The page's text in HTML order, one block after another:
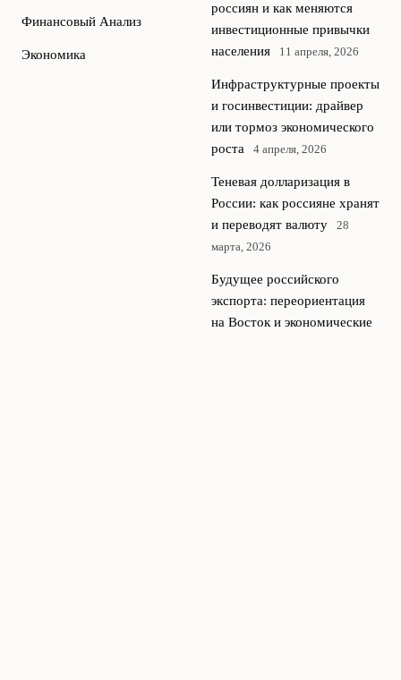
Финансовый Анализ
Экономика
россиян и как меняются
инвестиционные привычки
населения
11 апреля, 2026
Инфраструктурные проекты
и госинвестиции: драйвер
или тормоз экономического
роста
4 апреля, 2026
Теневая долларизация в
России: как россияне хранят
и переводят валюту
28
марта, 2026
Будущее российского
экспорта: переориентация
на Восток и экономические